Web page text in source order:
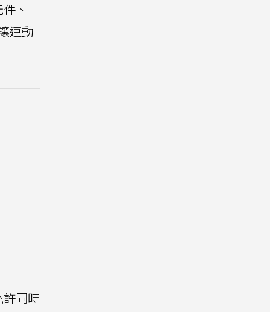
、
連動
同時